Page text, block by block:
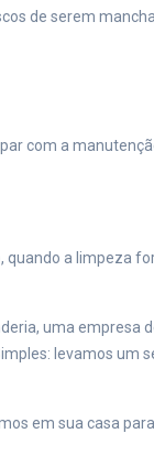
de serem
com a
a limpeza
uma empresa
levamos um
em sua casa